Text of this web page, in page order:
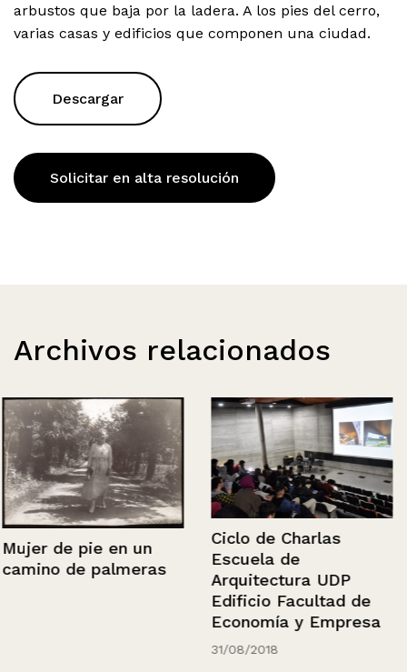
arbustos que baja por la ladera. A los pies del cerro,
varias casas y edificios que componen una ciudad.
Descargar
Solicitar en alta resolución
Archivos relacionados
Mujer de pie en un
camino de palmeras
Ciclo de Charlas
Escuela de
Arquitectura UDP
Edificio Facultad de
Economía y Empresa
31/08/2018